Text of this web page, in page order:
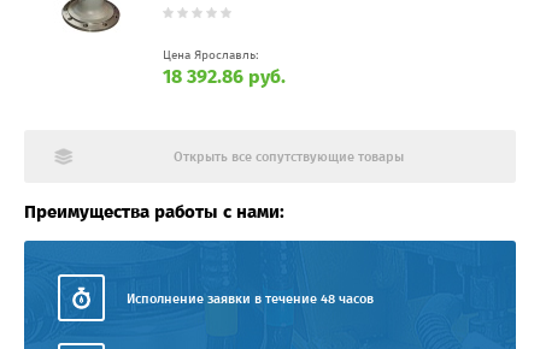
Цена Ярославль:
18 392.86 руб.
Открыть все сопутствующие товары
Преимущества работы с нами:
Исполнение заявки в течение 48 часов